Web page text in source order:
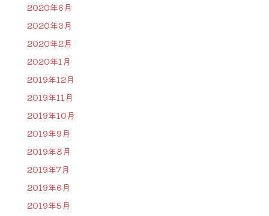
2020年6月
2020年3月
2020年2月
2020年1月
2019年12月
2019年11月
2019年10月
2019年9月
2019年8月
2019年7月
2019年6月
2019年5月